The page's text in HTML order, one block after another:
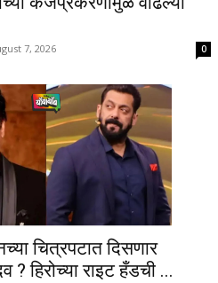
7, 2026 0
चित्रपटात दिसणार
? हिरोच्या राइट हँडची ...